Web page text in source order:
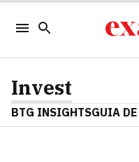
Invest
BTG INSIGHTSGUIA